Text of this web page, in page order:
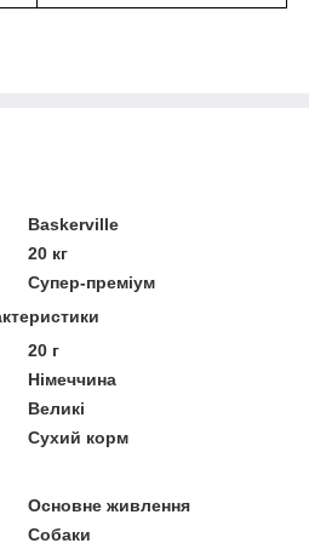
Baskerville
20 кг
Супер-преміум
20 г
Німеччина
Великі
Сухий корм
Основне живлення
Собаки